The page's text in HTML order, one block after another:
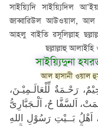
সাইয়্যিদি সাইয়্যিদিল
জাব্বারিউল আউওয়াল, আল
আহলু বাইতি রসূলিল্লাহ
ছল্লাল্লাহু
সাইয়্যিদুনা
আল হাসানী ওয়াল
رَحْـمَةٌ لِّلْعَالَـمِيْـنَ،
اَلسَّفَّا حُ، اَلْـجَبَّارِىُّ
اَهْلُ بَــيْتِ رَسُوْلِ اللهِ